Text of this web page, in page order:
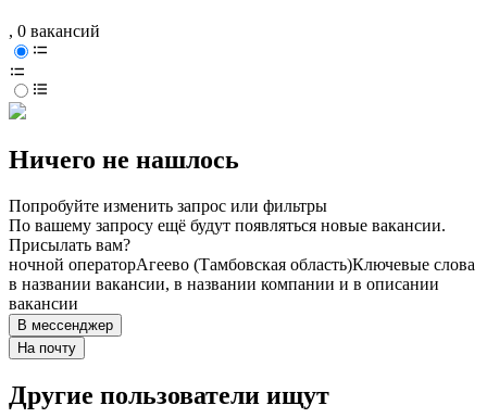
, 0 вакансий
Ничего не нашлось
Попробуйте изменить запрос или фильтры
По вашему запросу ещё будут появляться новые вакансии.
Присылать вам?
ночной операторАгеево (Тамбовская область)Ключевые слова
в названии вакансии, в названии компании и в описании
вакансии
В мессенджер
На почту
Другие пользователи ищут